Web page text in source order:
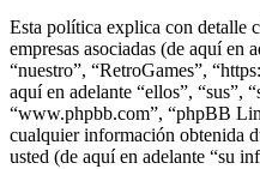
Esta política explica con detalle
empresas asociadas (de aquí en
“nuestro”, “RetroGames”,
aquí en adelante “ellos”, “sus”,
“www.phpbb.com”, “phpBB
cualquier información obtenida
usted (de aquí en adelante “su